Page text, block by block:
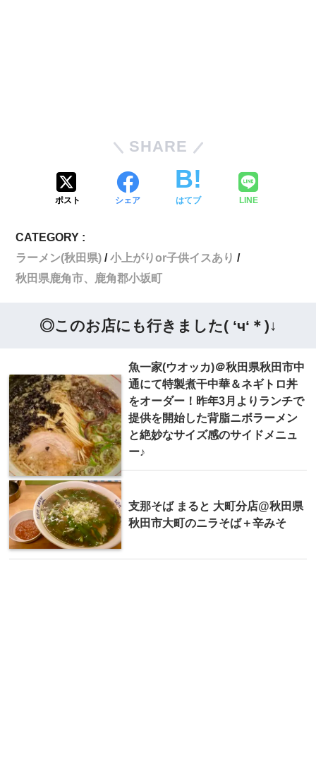
SHARE
ポスト シェア はてブ LINE
CATEGORY :
ラーメン(秋田県)
小上がりor子供イスあり
秋田県鹿角市、鹿角郡小坂町
◎このお店にも行きました( ‘ч‘＊)↓
魚一家(ウオッカ)＠秋田県秋田市中
通にて特製煮干中華＆ネギトロ丼
をオーダー！昨年3月よりランチで
提供を開始した背脂ニボラーメン
と絶妙なサイズ感のサイドメニュ
ー♪
支那そば まると 大町分店@秋田県
秋田市大町のニラそば＋辛みそ